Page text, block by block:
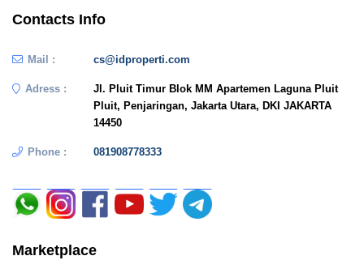
Contacts Info
Mail : cs@idproperti.com
Adress :
Jl. Pluit Timur Blok MM Apartemen Laguna Pluit
Pluit, Penjaringan, Jakarta Utara, DKI JAKARTA
14450
Phone : 081908778333
Marketplace